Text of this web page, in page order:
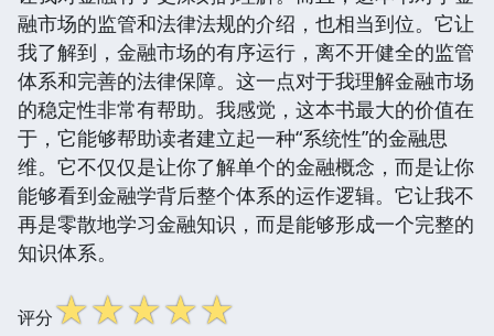
融市场的监管和法律法规的介绍，也相当到位。它让
我了解到，金融市场的有序运行，离不开健全的监管
体系和完善的法律保障。这一点对于我理解金融市场
的稳定性非常有帮助。我感觉，这本书最大的价值在
于，它能够帮助读者建立起一种“系统性”的金融思
维。它不仅仅是让你了解单个的金融概念，而是让你
能够看到金融学背后整个体系的运作逻辑。它让我不
再是零散地学习金融知识，而是能够形成一个完整的
知识体系。
评分☆☆☆☆☆